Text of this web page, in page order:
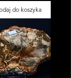
do koszyka